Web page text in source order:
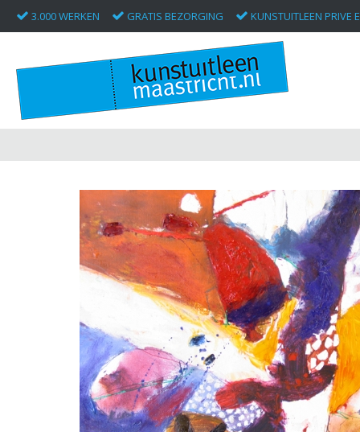
3.000 WERKEN GRATIS BEZORGING KUNSTUITLEEN PRIVE